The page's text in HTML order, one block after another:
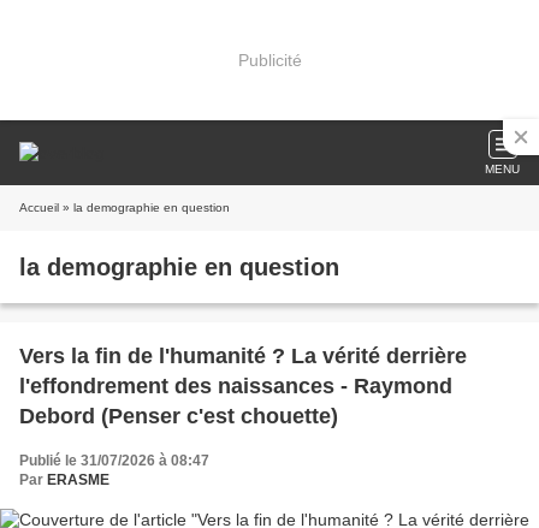
Publicité
MENU
Accueil » la demographie en question
la demographie en question
Vers la fin de l'humanité ? La vérité derrière
l'effondrement des naissances - Raymond
Debord (Penser c'est chouette)
Publié le 31/07/2026 à 08:47
Par ERASME